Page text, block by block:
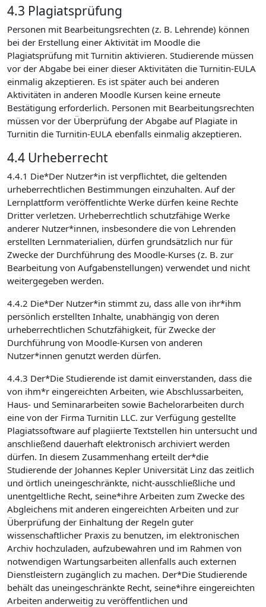
4.3 Plagiatsprüfung
Personen mit Bearbeitungsrechten (z. B. Lehrende) können
bei der Erstellung einer Aktivität im Moodle die
Plagiatsprüfung mit Turnitin aktivieren. Studierende müssen
vor der Abgabe bei einer dieser Aktivitäten die Turnitin-EULA
einmalig akzeptieren. Es ist später auch bei anderen
Aktivitäten in anderen Moodle Kursen keine erneute
Bestätigung erforderlich. Personen mit Bearbeitungsrechten
müssen vor der Überprüfung der Abgabe auf Plagiate in
Turnitin die Turnitin-EULA ebenfalls einmalig akzeptieren.
4.4 Urheberrecht
4.4.1 Die*Der Nutzer*in ist verpflichtet, die geltenden
urheberrechtlichen Bestimmungen einzuhalten. Auf der
Lernplattform veröffentlichte Werke dürfen keine Rechte
Dritter verletzen. Urheberrechtlich schutzfähige Werke
anderer Nutzer*innen, insbesondere die von Lehrenden
erstellten Lernmaterialien, dürfen grundsätzlich nur für
Zwecke der Durchführung des Moodle-Kurses (z. B. zur
Bearbeitung von Aufgabenstellungen) verwendet und nicht
weitergegeben werden.
4.4.2 Die*Der Nutzer*in stimmt zu, dass alle von ihr*ihm
persönlich erstellten Inhalte, unabhängig von deren
urheberrechtlichen Schutzfähigkeit, für Zwecke der
Durchführung von Moodle-Kursen von anderen
Nutzer*innen genutzt werden dürfen.
4.4.3 Der*Die Studierende ist damit einverstanden, dass die
von ihm*r eingereichten Arbeiten, wie Abschlussarbeiten,
Haus- und Seminararbeiten sowie Bachelorarbeiten durch
eine von der Firma Turnitin LLC. zur Verfügung gestellte
Plagiatssoftware auf plagiierte Textstellen hin untersucht und
anschließend dauerhaft elektronisch archiviert werden
dürfen. In diesem Zusammenhang erteilt der*die
Studierende der Johannes Kepler Universität Linz das zeitlich
und örtlich uneingeschränkte, nicht-ausschließliche und
unentgeltliche Recht, seine*ihre Arbeiten zum Zwecke des
Abgleichens mit anderen eingereichten Arbeiten und zur
Überprüfung der Einhaltung der Regeln guter
wissenschaftlicher Praxis zu benutzen, im elektronischen
Archiv hochzuladen, aufzubewahren und im Rahmen von
notwendigen Wartungsarbeiten allenfalls auch externen
Dienstleistern zugänglich zu machen. Der*Die Studierende
behält das uneingeschränkte Recht, seine*ihre eingereichten
Arbeiten anderweitig zu veröffentlichen und